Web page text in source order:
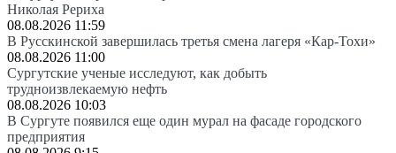
Николая Рериха
08.08.2026 11:59
В Русскинской завершилась третья смена лагеря «Кар-Тохи»
08.08.2026 11:00
Сургутские ученые исследуют, как добыть
трудноизвлекаемую нефть
08.08.2026 10:03
В Сургуте появился еще один мурал на фасаде городского
предприятия